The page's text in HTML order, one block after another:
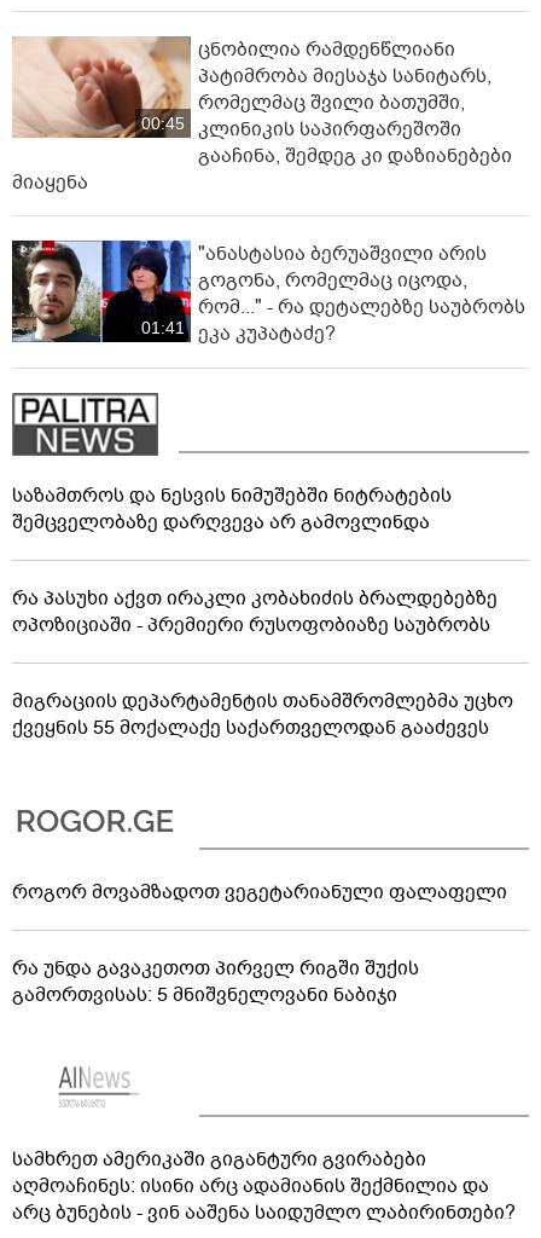
00:45
ცნობილია რამდენწლიანი
პატიმრობა მიესაჯა სანიტარს,
რომელმაც შვილი ბათუმში,
კლინიკის საპირფარეშოში
გააჩინა, შემდეგ კი დაზიანებები
მიაყენა
01:41
"ანასტასია ბერუაშვილი არის
გოგონა, რომელმაც იცოდა,
რომ..." - რა დეტალებზე საუბრობს
ეკა კუპატაძე?
საზამთროს და ნესვის ნიმუშებში ნიტრატების
შემცველობაზე დარღვევა არ გამოვლინდა
რა პასუხი აქვთ ირაკლი კობახიძის ბრალდებებზე
ოპოზიციაში - პრემიერი რუსოფობიაზე საუბრობს
მიგრაციის დეპარტამენტის თანამშრომლებმა უცხო
ქვეყნის 55 მოქალაქე საქართველოდან გააძევეს
როგორ მოვამზადოთ ვეგეტარიანული ფალაფელი
რა უნდა გავაკეთოთ პირველ რიგში შუქის
გამორთვისას: 5 მნიშვნელოვანი ნაბიჯი
სამხრეთ ამერიკაში გიგანტური გვირაბები
აღმოაჩინეს: ისინი არც ადამიანის შექმნილია და
არც ბუნების - ვინ ააშენა საიდუმლო ლაბირინთები?